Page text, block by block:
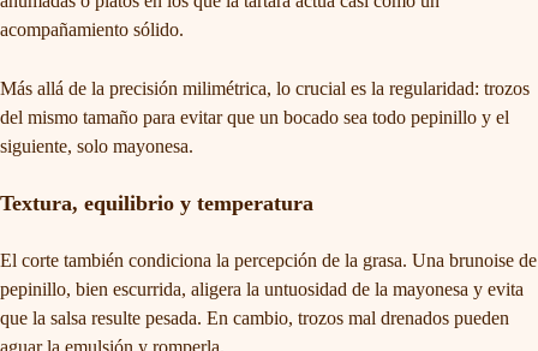
acompañamiento sólido.
Más allá de la precisión milimétrica, lo crucial es la regularidad: trozos
del mismo tamaño para evitar que un bocado sea todo pepinillo y el
siguiente, solo mayonesa.
Textura, equilibrio y temperatura
El corte también condiciona la percepción de la grasa. Una brunoise de
pepinillo, bien escurrida, aligera la untuosidad de la mayonesa y evita
que la salsa resulte pesada. En cambio, trozos mal drenados pueden
aguar la emulsión y romperla.